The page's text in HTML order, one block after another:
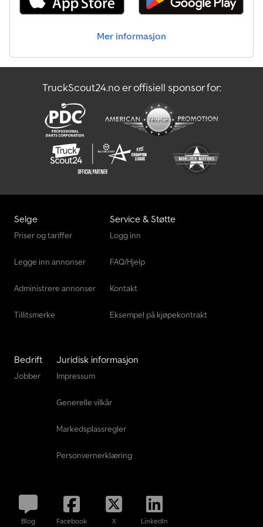
Mer informasjon
TruckScout24.no er offisiell sponsor for:
Selge
Priser og tariffer
Legge inn annonser
Administrere annonser
Tillitsmerke
Service & Støtte
Logg inn
FAQ/Hjelp
Kontakt
Eksempel på kjøpekontrakt
Bedrift
Jobber
Juridisk informasjon
Impressum
Generelle vilkår
Markedsplassregler
Personvernerklæring
Blog Facebook X LinkedIn